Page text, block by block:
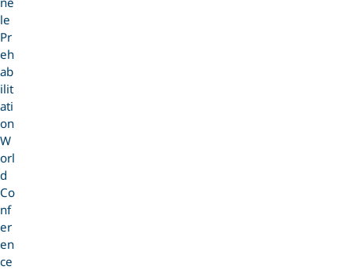
le
Pr
eh
ab
ilit
ati
on
W
orl
d
Co
nf
er
en
ce